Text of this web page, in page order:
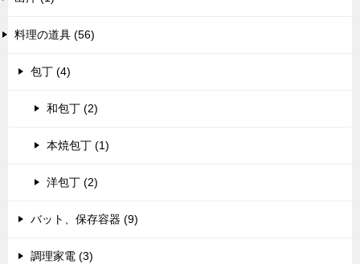
料理の道具 (56)
包丁 (4)
和包丁 (2)
本焼包丁 (1)
洋包丁 (2)
バット、保存容器 (9)
調理家電 (3)